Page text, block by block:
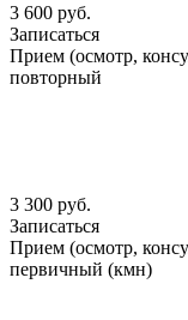
3 600 руб.
Записаться
Прием (осмотр,
повторный
3 300 руб.
Записаться
Прием (осмотр,
первичный (кмн)